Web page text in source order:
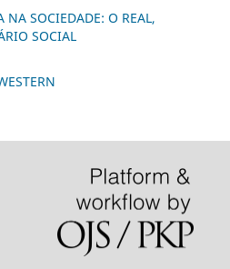
NA SOCIEDADE: O REAL,
SOCIAL